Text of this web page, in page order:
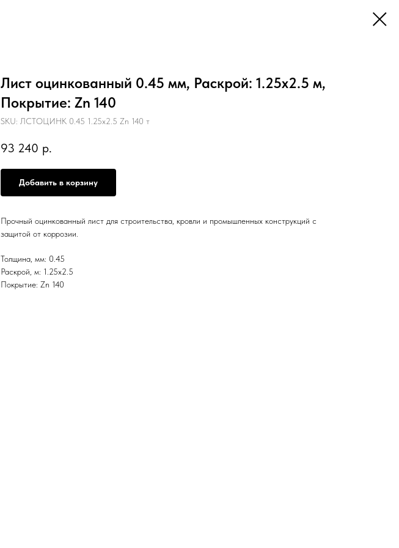
Лист оцинкованный 0.45 мм, Раскрой: 1.25х2.5 м,
Покрытие: Zn 140
SKU: ЛСТОЦИНК 0.45 1.25х2.5 Zn 140 т
93 240 р.
Добавить в корзину
Прочный оцинкованный лист для строительства, кровли и промышленных конструкций с
защитой от коррозии.
Толщина, мм: 0.45
Раскрой, м: 1.25х2.5
Покрытие: Zn 140